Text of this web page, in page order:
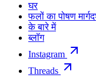
घर
फलों का पोषण
के बारे में
ब्लॉग
Instagram
Threads